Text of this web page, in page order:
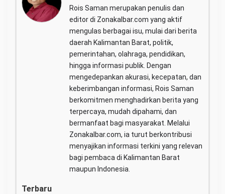
Rois Saman merupakan penulis dan
editor di Zonakalbar.com yang aktif
mengulas berbagai isu, mulai dari berita
daerah Kalimantan Barat, politik,
pemerintahan, olahraga, pendidikan,
hingga informasi publik. Dengan
mengedepankan akurasi, kecepatan, dan
keberimbangan informasi, Rois Saman
berkomitmen menghadirkan berita yang
terpercaya, mudah dipahami, dan
bermanfaat bagi masyarakat. Melalui
Zonakalbar.com, ia turut berkontribusi
menyajikan informasi terkini yang relevan
bagi pembaca di Kalimantan Barat
maupun Indonesia.
Terbaru